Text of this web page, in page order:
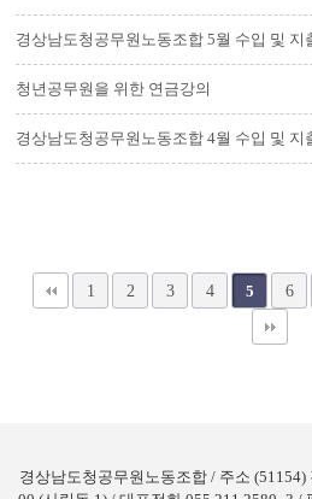
경상남도청공무원노동조합 5월 수입 및 지
청년공무원을 위한 연금강의
경상남도청공무원노동조합 4월 수입 및 지
1 2 3 4 5 6
경상남도청공무원노동조합 / 주소